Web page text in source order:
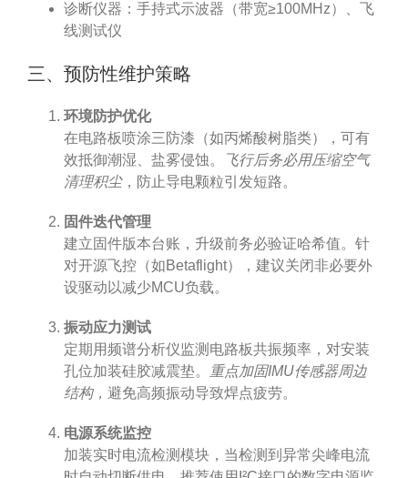
诊断仪器：手持式示波器（带宽≥100MHz）、飞
线测试仪
三、预防性维护策略
环境防护优化
在电路板喷涂三防漆（如丙烯酸树脂类），可有
效抵御潮湿、盐雾侵蚀。
飞行后务必用压缩空气
清理积尘，防止导电颗粒引发短路。
固件迭代管理
建立固件版本台账，升级前务必验证哈希值。针
对开源飞控（如Betaflight），建议关闭非必要外
设驱动以减少MCU负载。
振动应力测试
定期用频谱分析仪监测电路板共振频率，对安装
孔位加装硅胶减震垫。
重点加固IMU传感器周边
结构，避免高频振动导致焊点疲劳。
电源系统监控
加装实时电流检测模块，当检测到异常尖峰电流